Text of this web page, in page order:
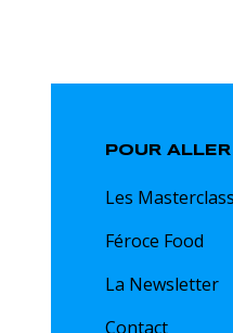
POUR
Les Masterclass
Féroce Food
La Newsletter
Contact